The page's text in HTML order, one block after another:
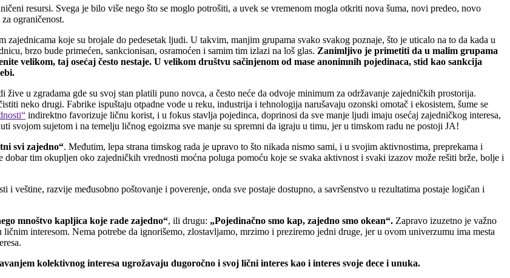
resursi. Svega je bilo više nego što se moglo potrošiti, a uvek se vremenom mogla otkriti nova šuma, novi predeo, novo
ograničenost.
koje su brojale do pedesetak ljudi. U takvim, manjim grupama svako svakog poznaje, što je uticalo na to da kada u
brzo bude primećen, sankcionisan, osramoćen i samim tim izlazi na loš glas. Zanimljivo je primetiti da u malim grupama
velikom, taj osećaj često nestaje. U velikom društvu sačinjenom od mase anonimnih pojedinaca, stid kao sankcija
u zgradama gde su svoj stan platili puno novca, a često neće da odvoje minimum za održavanje zajedničkih prostorija.
neko drugi. Fabrike ispuštaju otpadne vode u reku, industrija i tehnologija narušavaju ozonski omotač i ekosistem, šume se
indirektno favorizuje ličnu korist, i u fokus stavlja pojedinca, doprinosi da sve manje ljudi imaju osećaj zajedničkog interesa,
svojom sujetom i na temelju ličnog egoizma sve manje su spremni da igraju u timu, jer u timskom radu ne postoji JA!
svi zajedno“. Međutim, lepa strana timskog rada je upravo to što nikada nismo sami, i u svojim aktivnostima, preprekama i
tim okupljen oko zajedničkih vrednosti moćna poluga pomoću koje se svaka aktivnost i svaki izazov može rešiti brže, bolje i
veštine, razvije međusobno poštovanje i poverenje, onda sve postaje dostupno, a savršenstvo u rezultatima postaje logičan i
mnoštvo kapljica koje rade zajedno“, ili drugu: „Pojedinačno smo kap, zajedno smo okean“. Zapravo izuzetno je važno
interesom. Nema potrebe da ignorišemo, zlostavljamo, mrzimo i preziremo jedni druge, jer u ovom univerzumu ima mesta
kolektivnog interesa ugrožavaju dugoročno i svoj lični interes kao i interes svoje dece i unuka.